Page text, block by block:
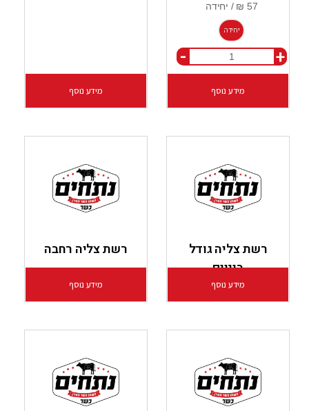
יחידה
+
-
מידע נוסף מידע נוסף
רשת צליה גודל
ביניים
מידע נוסף
רשת צליה רחבה
מידע נוסף